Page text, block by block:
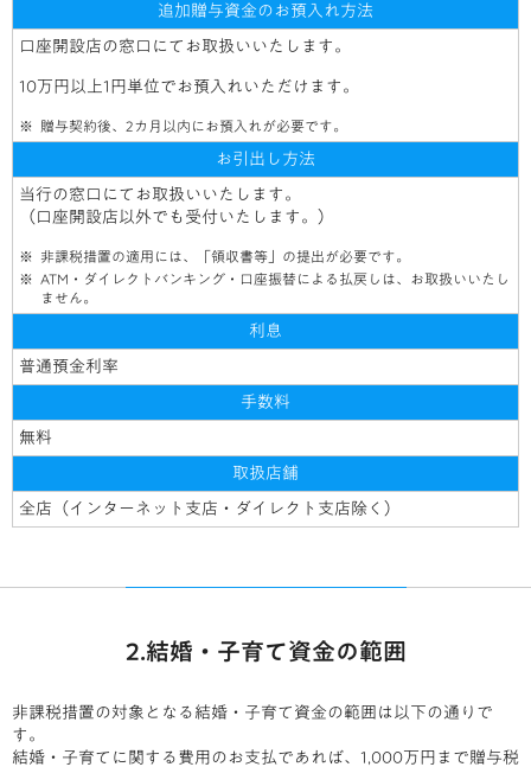
追加贈与資金のお預入れ方法
口座開設店の窓口にてお取扱いいたします。
10万円以上1円単位でお預入れいただけます。
贈与契約後、2カ月以内にお預入れが必要です。
お引出し方法
当行の窓口にてお取扱いいたします。
（口座開設店以外でも受付いたします。）
非課税措置の適用には、「領収書等」の提出が必要です。
ATM・ダイレクトバンキング・口座振替による払戻しは、お取扱いいたし
ません。
利息
普通預金利率
手数料
無料
取扱店舗
全店（インターネット支店・ダイレクト支店除く）
2.結婚・子育て資金の範囲
非課税措置の対象となる結婚・子育て資金の範囲は以下の通りで
す。
結婚・子育てに関する費用のお支払であれば、1,000万円まで贈与税